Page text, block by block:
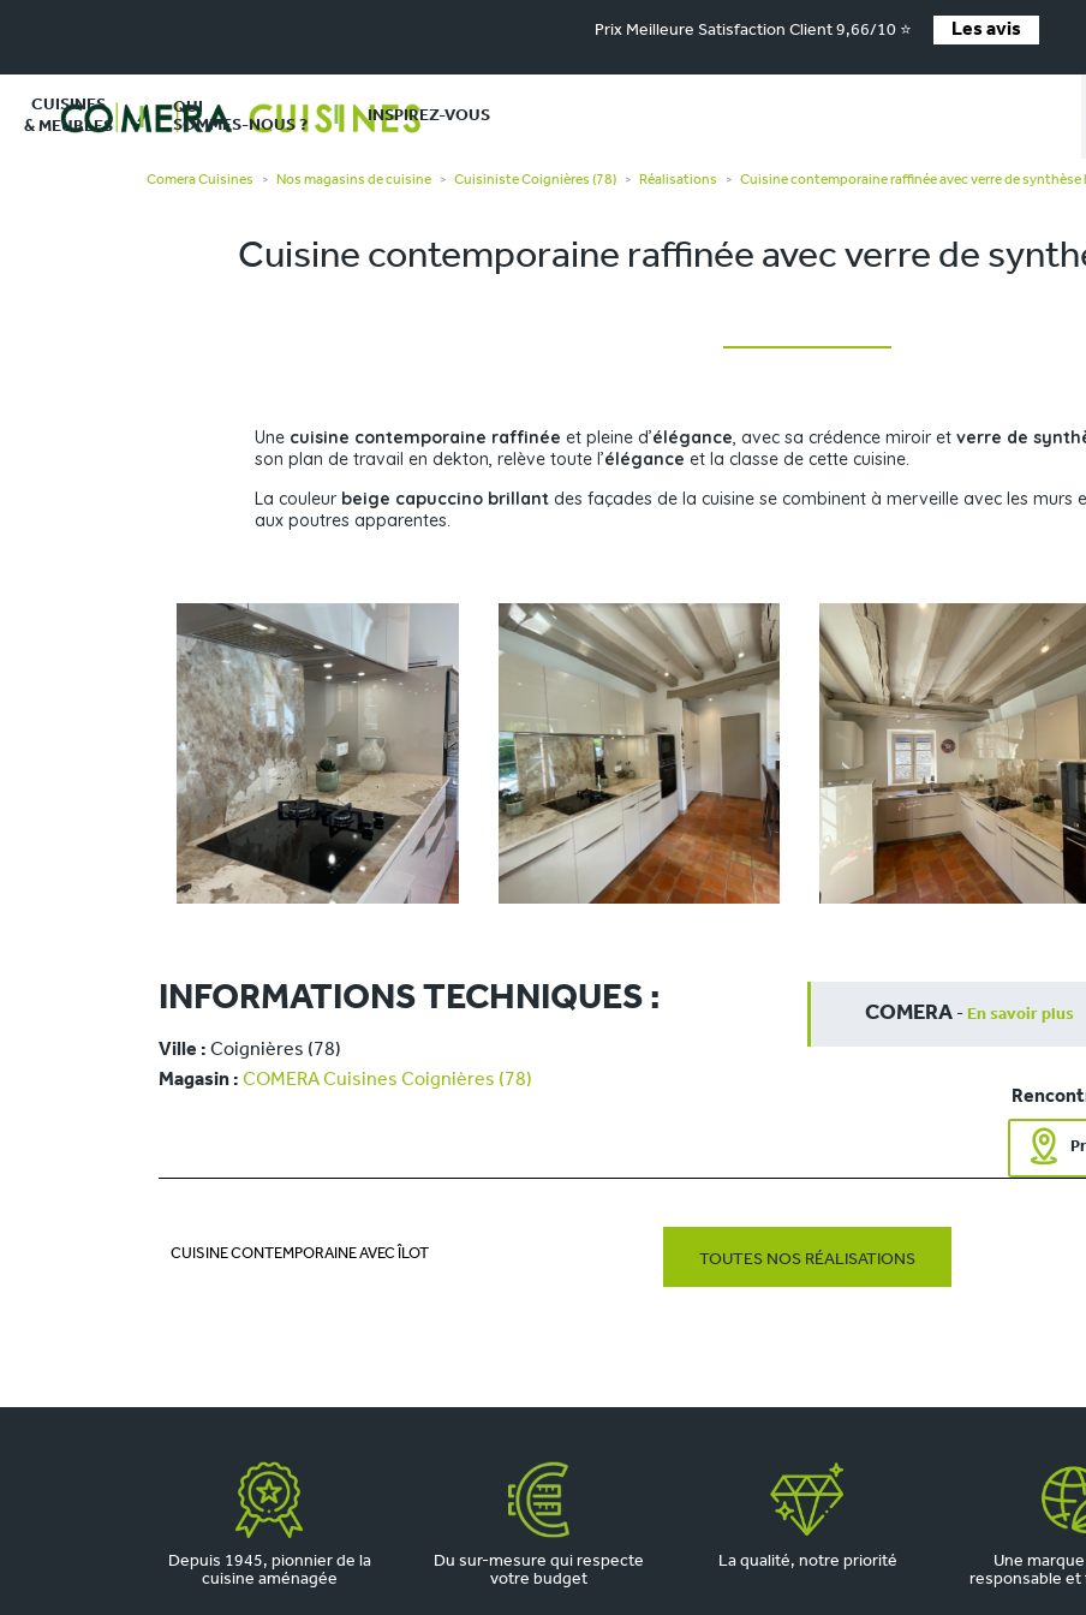
Prix Meilleure Satisfaction Client 9,66/10 ⭐ Les avis
CUISINES
& MEUBLES
QUI
SOMMES-NOUS ?
INSPIREZ-VOUS
Comera Cuisines > Nos magasins de cuisine > Cuisiniste Coignières (78) > Réalisations > Cuisine contemporaine raffinée avec verre de synthèse
Cuisine contemporaine raffinée avec verre de
Une cuisine contemporaine raffinée et pleine d’élégance, avec sa crédence miroir et verre de
son plan de travail en dekton, relève toute l’élégance et la classe de cette cuisine.
La couleur beige capuccino brillant des façades de la cuisine se combinent à merveille avec les murs
aux poutres apparentes.
INFORMATIONS TECHNIQUES :
Ville : Coignières (78)
Magasin : COMERA Cuisines Coignières (78)
COMERA - En savoir plus
CUISINE CONTEMPORAINE AVEC ÎLOT TOUTES NOS RÉALISATIONS
Depuis 1945, pionnier de la
cuisine aménagée
Du sur-mesure qui respecte
votre budget
La qualité, notre priorité
Une
responsable et